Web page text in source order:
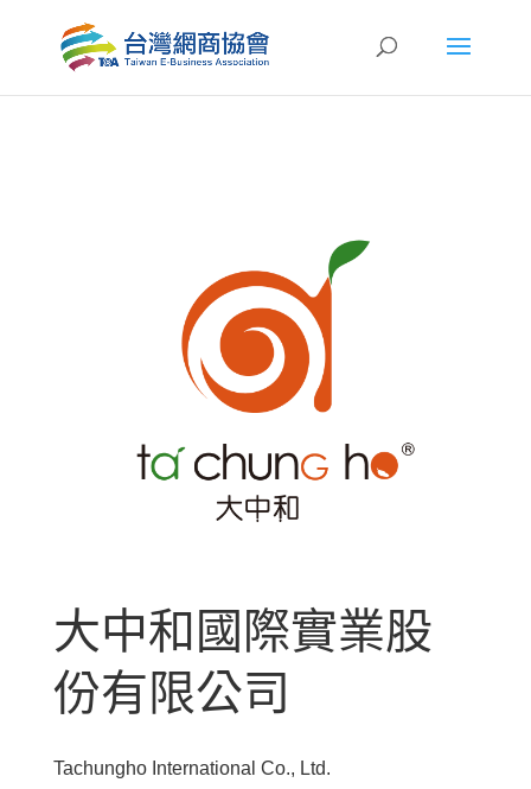
大中和國際實業股
份有限公司
Tachungho International Co., Ltd.